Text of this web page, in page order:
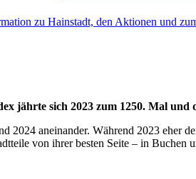
zu Hainstadt, den Aktionen und
jährte sich 2023 zum 1250. Mal und
2024 aneinander. Während 2023 eher
von ihrer besten Seite – in Buchen